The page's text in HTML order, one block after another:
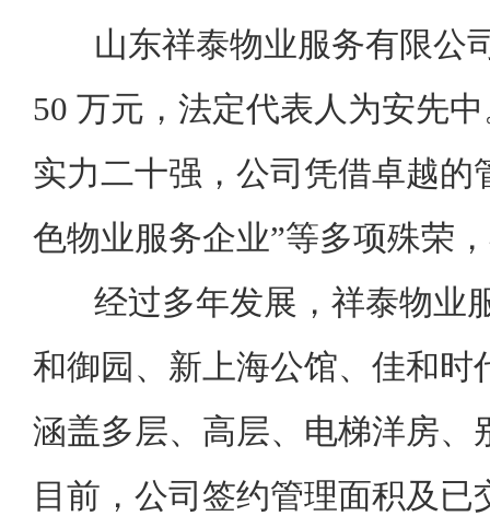
山东祥泰物业服务有限公
50 万元，法定代表人为安先
实力二十强，公司凭借卓越的
色物业服务企业”等多项殊荣
经过多年发展，祥泰物业
和御园、新上海公馆、佳和
涵盖多层、高层、电梯洋房
目前，公司签约管理面积及